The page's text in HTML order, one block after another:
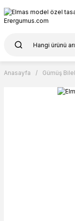
Anasayfa Gümüş